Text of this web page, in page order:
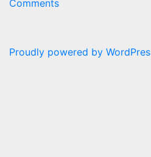
Comments
Proudly powered by